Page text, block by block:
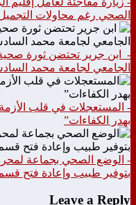
الصحي رغم محاولات
- ابن جرير تحتضن ثورة
الجامعي لجامعة محمد
- المستعجلات في قلب الأزمة..
بهدر الكفاءات”
- الوضع الصحي بجماعة
بتوفير طبيب وإعادة فتح قسم
Leave a Reply